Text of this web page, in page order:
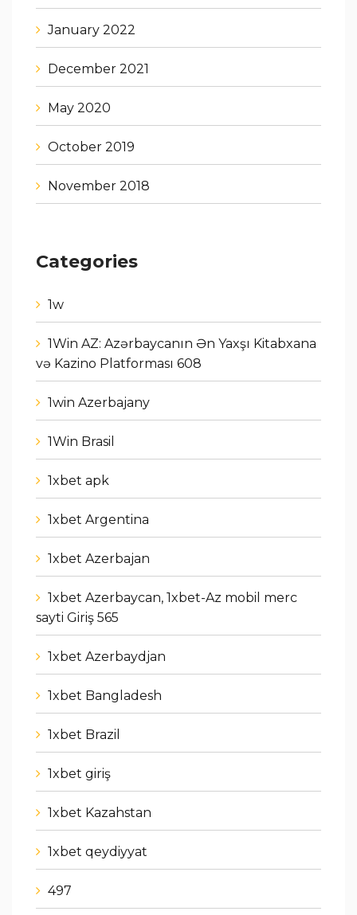
January 2022
December 2021
May 2020
October 2019
November 2018
Categories
1w
1Win AZ: Azərbaycanın Ən Yaxşı Kitabxana
və Kazino Platforması 608
1win Azerbajany
1Win Brasil
1xbet apk
1xbet Argentina
1xbet Azerbajan
1xbet Azerbaycan, 1xbet-Az mobil merc
sayti Giriş 565
1xbet Azerbaydjan
1xbet Bangladesh
1xbet Brazil
1xbet giriş
1xbet Kazahstan
1xbet qeydiyyat
497